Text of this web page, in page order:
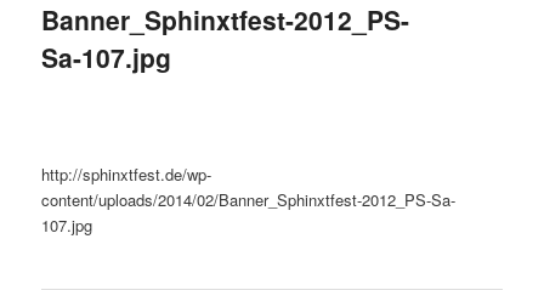
Banner_Sphinxtfest-2012_PS-
Sa-107.jpg
http://sphinxtfest.de/wp-
content/uploads/2014/02/Banner_Sphinxtfest-2012_PS-Sa-
107.jpg